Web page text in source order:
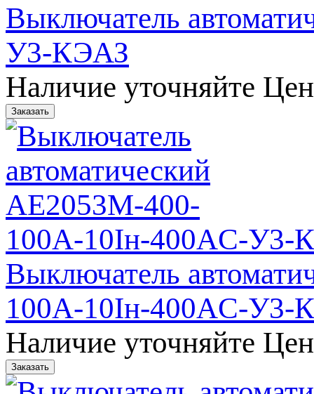
Выключатель
У3-КЭАЗ
Наличие уточняйте
Выключатель
100А-10Iн-400AC-У3-
Наличие уточняйте